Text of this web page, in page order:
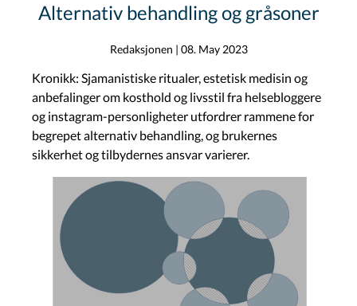
Alternativ behandling og gråsoner
Redaksjonen | 08. May 2023
Kronikk: Sjamanistiske ritualer, estetisk medisin og
anbefalinger om kosthold og livsstil fra helsebloggere
og instagram-personligheter utfordrer rammene for
begrepet alternativ behandling, og brukernes
sikkerhet og tilbydernes ansvar varierer.